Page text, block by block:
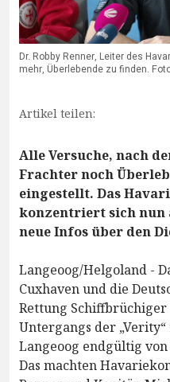
Dr. Robby Renner, Leiter des
mehr, Überlebende zu finden.
Artikel teilen:
Alle Versuche, nach
Frachter noch
eingestellt. Das
konzentriert sich nun
neue Infos über den
Langeoog/Helgoland -
Cuxhaven und die
Rettung Schiffbrüchiger
Untergangs der
Langeoog endgültig
Das machten